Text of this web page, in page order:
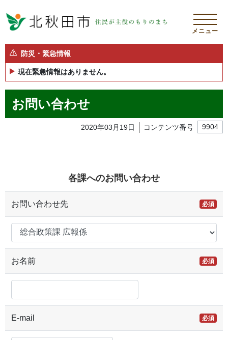
メニュー
防災・緊急情報
現在緊急情報はありません。
お問い合わせ
2020年03月19日 コンテンツ番号 9904
各課へのお問い合わせ
お問い合わせ先 必須
お名前 必須
E-mail 必須